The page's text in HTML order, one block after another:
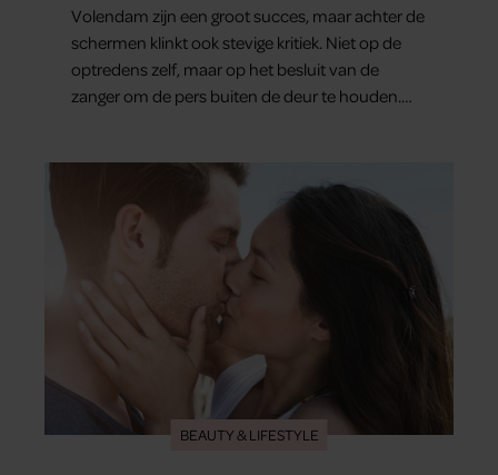
Volendam zijn een groot succes, maar achter de
schermen klinkt ook stevige kritiek. Niet op de
optredens zelf, maar op het besluit van de
zanger om de pers buiten de deur te houden.
teleurstelling. Volgens hen is Jan Smit de
afgelopen jaren steeds moeilijker bereikbaar
geworden en gunt hij de media nauwelijks nog
BEAUTY & LIFESTYLE